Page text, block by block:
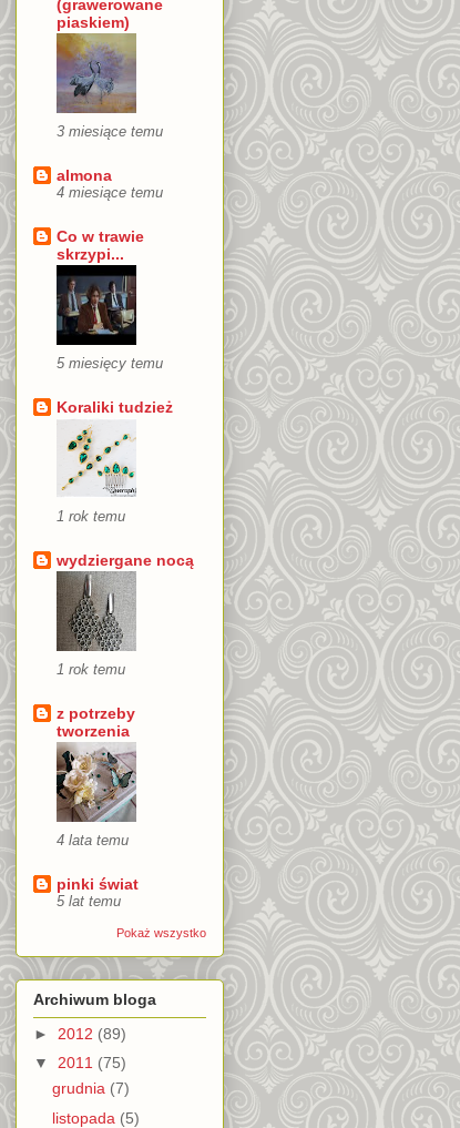
(grawerowane
piaskiem)
3 miesiące temu
almona
4 miesiące temu
Co w trawie
skrzypi...
5 miesięcy temu
Koraliki tudzież
1 rok temu
wydziergane nocą
1 rok temu
z potrzeby
tworzenia
4 lata temu
pinki świat
5 lat temu
Pokaż wszystko
Archiwum bloga
► 2012 (89)
▼ 2011 (75)
grudnia (7)
listopada (5)